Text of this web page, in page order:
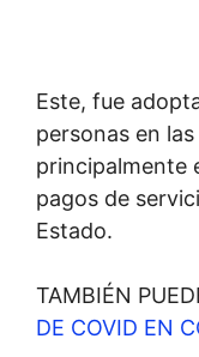
Este, fue
personas en
principalmente
pagos de
Estado.
TAMBIÉN
DE COVID EN